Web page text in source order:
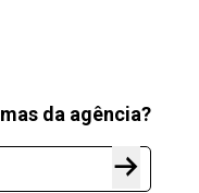
da agência?